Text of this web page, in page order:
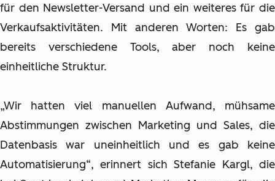
für den Newsletter-Versand und ein weiteres für die
Verkaufsaktivitäten. Mit anderen Worten: Es gab
bereits verschiedene Tools, aber noch keine
einheitliche Struktur.
„Wir hatten viel manuellen Aufwand, mühsame
Abstimmungen zwischen Marketing und Sales, die
Datenbasis war uneinheitlich und es gab keine
Automatisierung“, erinnert sich Stefanie Kargl, die